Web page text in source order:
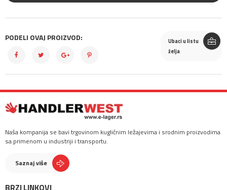
PODELI OVAJ PROIZVOD:
Ubaci u listu
želja
Naša kompanija se bavi trgovinom kugličnim ležajevima i srodnim proizvodima
sa primenom u industriji i transportu.
Saznaj više
BRZI LINKOVI